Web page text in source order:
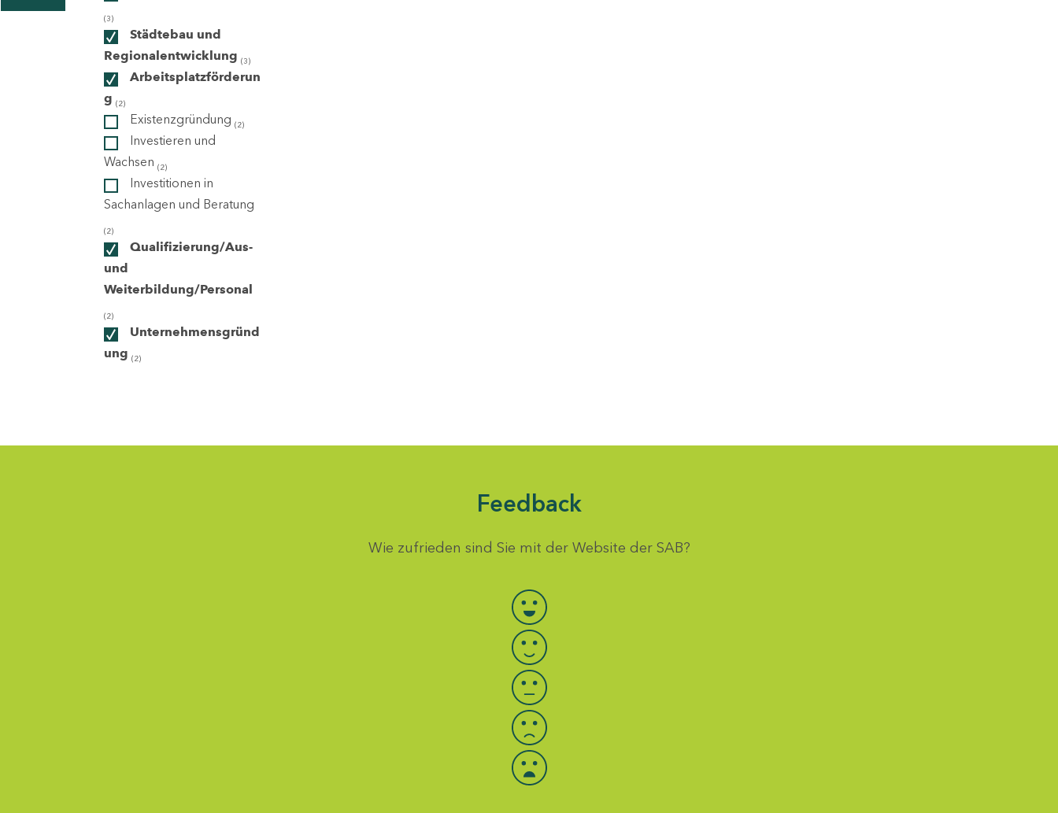
(3)
Städtebau und
Regionalentwicklung (3)
Arbeitsplatzförderun
g (2)
Existenzgründung (2)
Investieren und
Wachsen (2)
Investitionen in
Sachanlagen und Beratung
(2)
Qualifizierung/Aus-
und
Weiterbildung/Personal
(2)
Unternehmensgründ
ung (2)
Feedback
Wie zufrieden sind Sie mit der Website der SAB?
Bewertung auswählen